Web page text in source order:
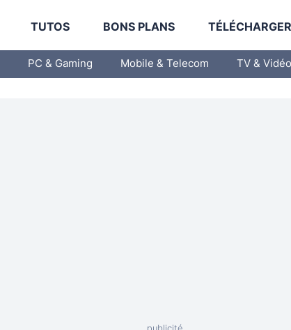
TUTOS BONS PLANS
PC & Gaming Mobile & Telecom TV & Vidéo